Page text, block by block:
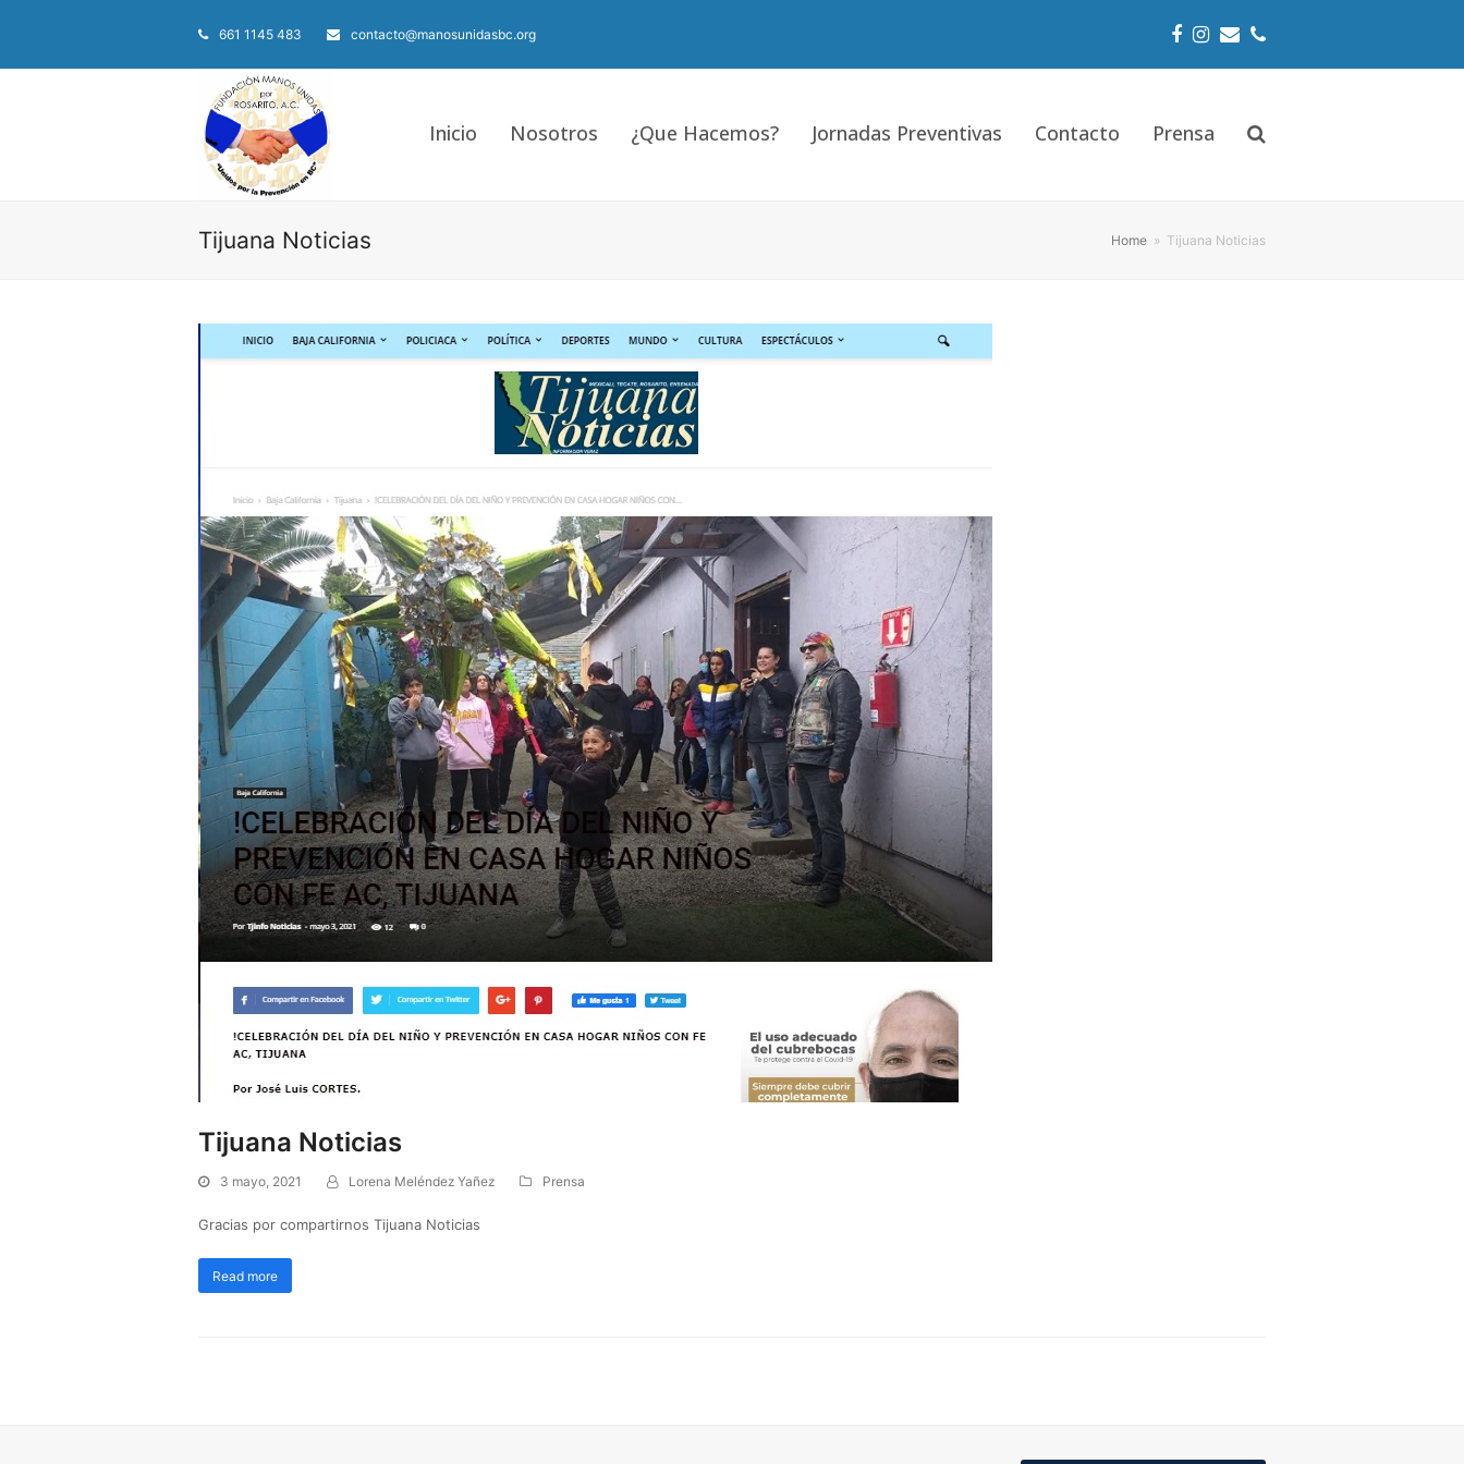
661 1145 483 contacto@manosunidasbc.org Facebook
Instagram
EmailPhone
Inicio Nosotros ¿Que Hacemos? Jornadas Preventivas Contacto Prensa
Tijuana Noticias Home » Tijuana Noticias
Tijuana Noticias
3 mayo, 2021 Lorena Meléndez Yañez Prensa
Gracias por compartirnos Tijuana Noticias
Read more